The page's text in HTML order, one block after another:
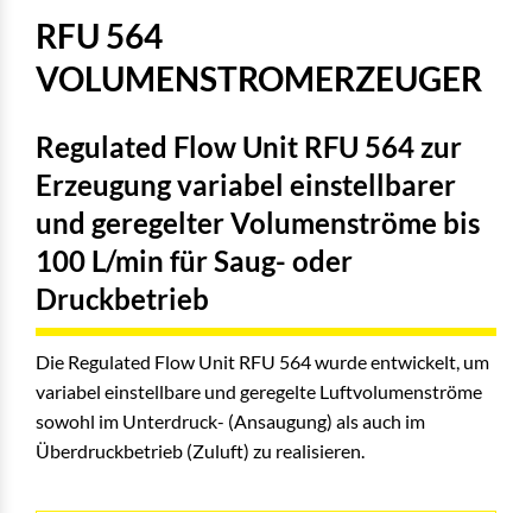
RFU 564
VOLUMENSTROMERZEUGER
Regulated Flow Unit RFU 564 zur
Erzeugung variabel einstellbarer
und geregelter Volumenströme bis
100 L/min für Saug- oder
Druckbetrieb
Die Regulated Flow Unit RFU 564 wurde entwickelt, um
variabel einstellbare und geregelte Luftvolumenströme
sowohl im Unterdruck- (Ansaugung) als auch im
Überdruckbetrieb (Zuluft) zu realisieren.